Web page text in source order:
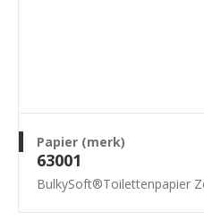
Papier (merk)
63001
BulkySoft®Toilettenpapier Zellstoff